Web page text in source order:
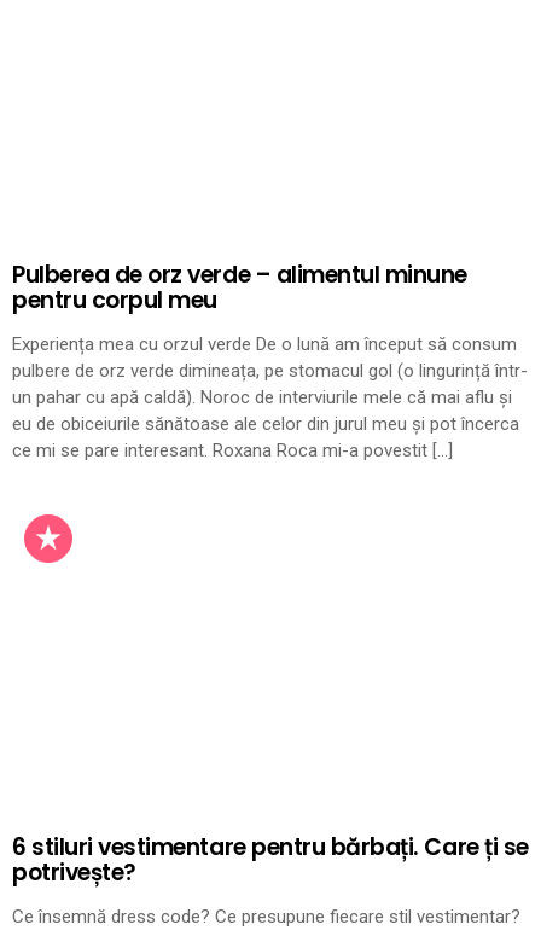
Pulberea de orz verde – alimentul minune
pentru corpul meu
Experiența mea cu orzul verde De o lună am început să consum
pulbere de orz verde dimineața, pe stomacul gol (o lingurință într-
un pahar cu apă caldă). Noroc de interviurile mele că mai aflu și
eu de obiceiurile sănătoase ale celor din jurul meu și pot încerca
ce mi se pare interesant. Roxana Roca mi-a povestit […]
6 stiluri vestimentare pentru bărbați. Care ți se
potrivește?
Ce însemnă dress code? Ce presupune fiecare stil vestimentar?